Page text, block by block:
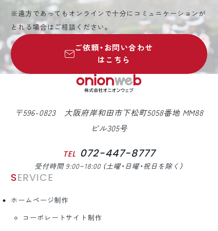
※遠方であってもオンラインで十分にコミュニケーションが
とれる場合はご相談ください。
ご依頼・お問い合わせ
はこちら
〒596-0823 大阪府岸和田市下松町5058番地 MM88
ビル305号
TEL 072-447-8777
受付時間 9:00~18:00 （土曜・日曜・祝日を除く）
SERVICE
ホームページ制作
コーポレートサイト制作